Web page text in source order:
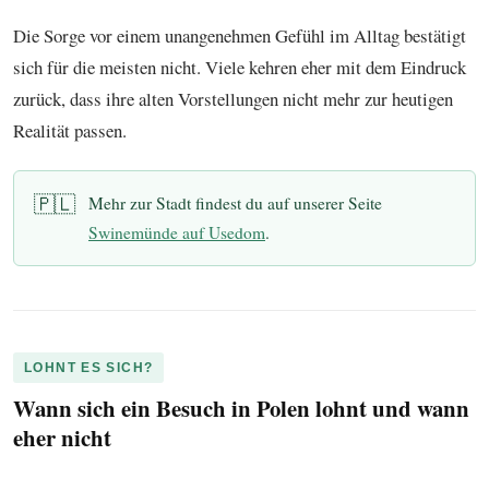
Die Sorge vor einem unangenehmen Gefühl im Alltag bestätigt
sich für die meisten nicht. Viele kehren eher mit dem Eindruck
zurück, dass ihre alten Vorstellungen nicht mehr zur heutigen
Realität passen.
🇵🇱 Mehr zur Stadt findest du auf unserer Seite
Swinemünde auf Usedom.
LOHNT ES SICH?
Wann sich ein Besuch in Polen lohnt und wann
eher nicht